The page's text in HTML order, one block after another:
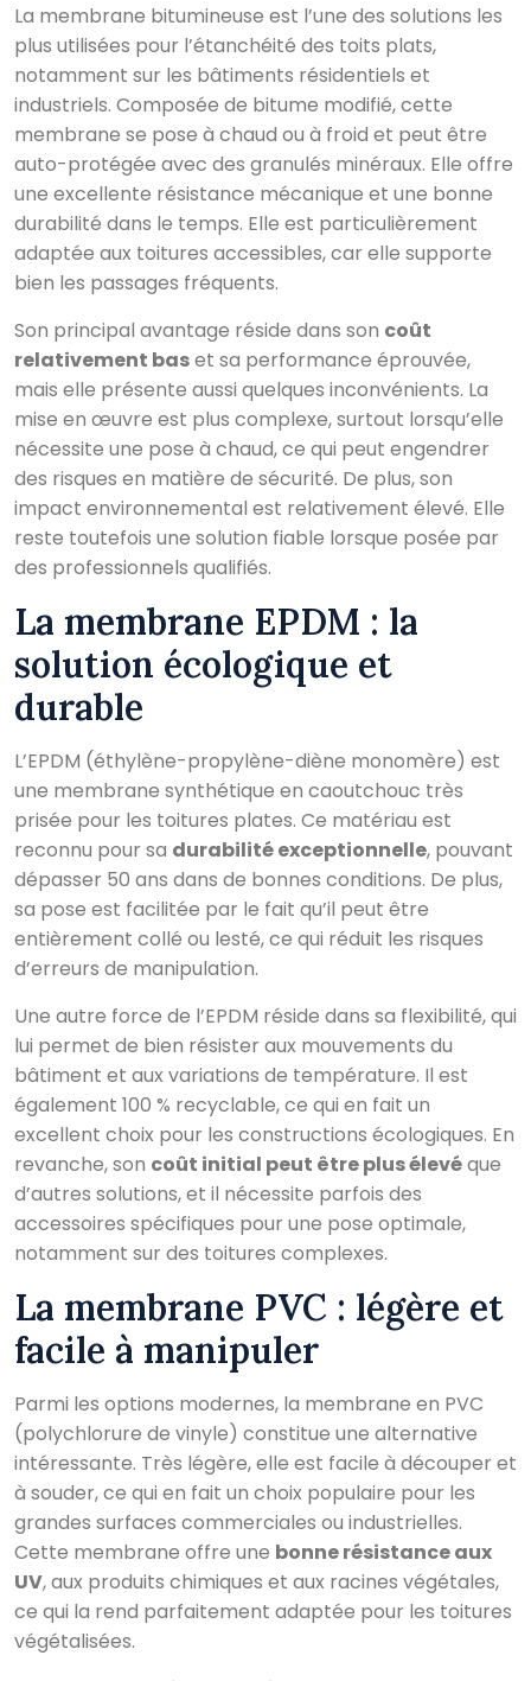
La membrane bitumineuse est l’une des solutions les
plus utilisées pour l’étanchéité des toits plats,
notamment sur les bâtiments résidentiels et
industriels. Composée de bitume modifié, cette
membrane se pose à chaud ou à froid et peut être
auto-protégée avec des granulés minéraux. Elle offre
une excellente résistance mécanique et une bonne
durabilité dans le temps. Elle est particulièrement
adaptée aux toitures accessibles, car elle supporte
bien les passages fréquents.
Son principal avantage réside dans son coût
relativement baset sa performance éprouvée,
mais elle présente aussi quelques inconvénients. La
mise en œuvre est plus complexe, surtout lorsqu’elle
nécessite une pose à chaud, ce qui peut engendrer
des risques en matière de sécurité. De plus, son
impact environnemental est relativement élevé. Elle
reste toutefois une solution fiable lorsque posée par
des professionnels qualifiés.
La membrane EPDM : la
solution écologique et
durable
L’EPDM (éthylène-propylène-diène monomère) est
une membrane synthétique en caoutchouc très
prisée pour les toitures plates. Ce matériau est
reconnu pour sa durabilité exceptionnelle, pouvant
dépasser 50 ans dans de bonnes conditions. De plus,
sa pose est facilitée par le fait qu’il peut être
entièrement collé ou lesté, ce qui réduit les risques
d’erreurs de manipulation.
Une autre force de l’EPDM réside dans sa flexibilité, qui
lui permet de bien résister aux mouvements du
bâtiment et aux variations de température. Il est
également 100 % recyclable, ce qui en fait un
excellent choix pour les constructions écologiques. En
revanche, son coût initial peut être plus élevéque
d’autres solutions, et il nécessite parfois des
accessoires spécifiques pour une pose optimale,
notamment sur des toitures complexes.
La membrane PVC : légère et
facile à manipuler
Parmi les options modernes, la membrane en PVC
(polychlorure de vinyle) constitue une alternative
intéressante. Très légère, elle est facile à découper et
à souder, ce qui en fait un choix populaire pour les
grandes surfaces commerciales ou industrielles.
Cette membrane offre une bonne résistance aux
UV, aux produits chimiques et aux racines végétales,
ce qui la rend parfaitement adaptée pour les toitures
végétalisées.